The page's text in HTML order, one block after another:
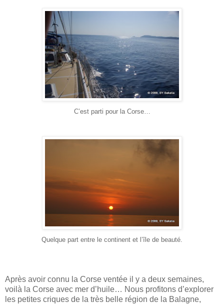
C’est parti pour la Corse…
Quelque part entre le continent et l’île de beauté.
Après avoir connu la Corse ventée il y a deux semaines,
voilà la Corse avec mer d’huile… Nous profitons d’explorer
les petites criques de la très belle région de la Balagne,